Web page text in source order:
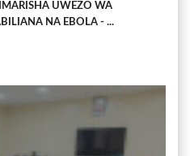
UWEZO WA
NA EBOLA - ...